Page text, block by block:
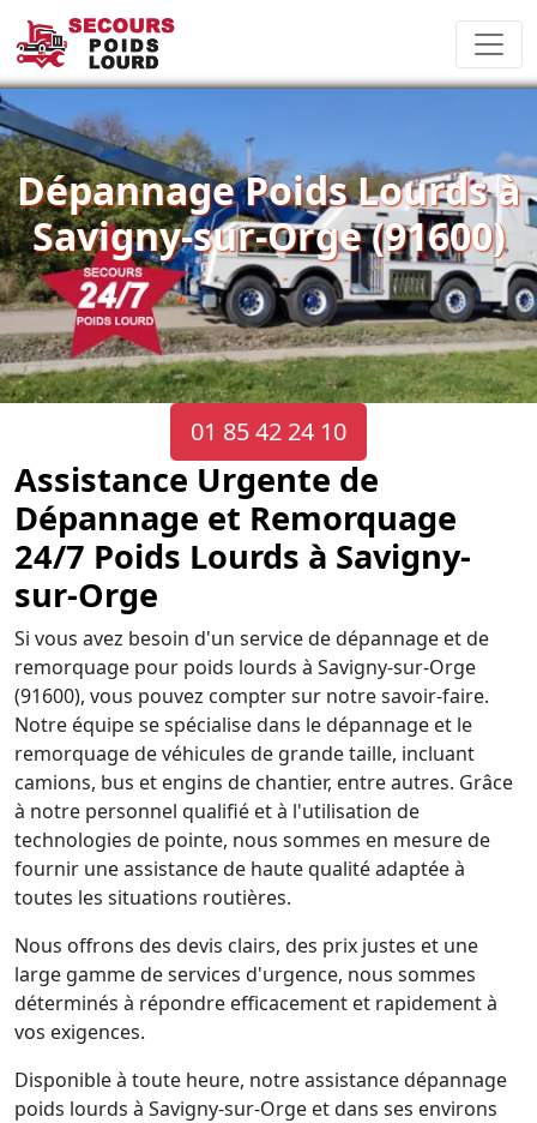
Dépannage Poids Lourds à
Savigny-sur-Orge (91600)
01 85 42 24 10
Assistance Urgente de
Dépannage et Remorquage
24/7 Poids Lourds à Savigny-
sur-Orge
Si vous avez besoin d'un service de dépannage et de
remorquage pour poids lourds à Savigny-sur-Orge
(91600), vous pouvez compter sur notre savoir-faire.
Notre équipe se spécialise dans le dépannage et le
remorquage de véhicules de grande taille, incluant
camions, bus et engins de chantier, entre autres. Grâce
à notre personnel qualifié et à l'utilisation de
technologies de pointe, nous sommes en mesure de
fournir une assistance de haute qualité adaptée à
toutes les situations routières.
Nous offrons des devis clairs, des prix justes et une
large gamme de services d'urgence, nous sommes
déterminés à répondre efficacement et rapidement à
vos exigences.
Disponible à toute heure, notre assistance dépannage
poids lourds à Savigny-sur-Orge et dans ses environs